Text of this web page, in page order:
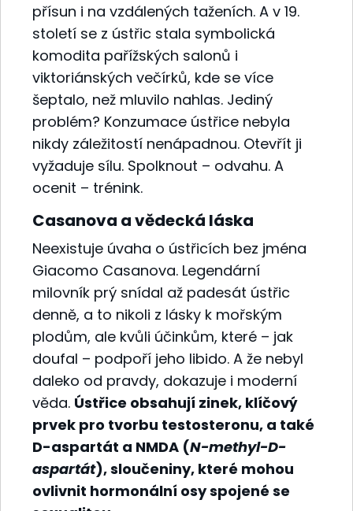
přísun i na vzdálených taženích. A v 19.
století se z ústřic stala symbolická
komodita pařížských salonů i
viktoriánských večírků, kde se více
šeptalo, než mluvilo nahlas. Jediný
problém? Konzumace ústřice nebyla
nikdy záležitostí nenápadnou. Otevřít ji
vyžaduje sílu. Spolknout – odvahu. A
ocenit – trénink.
Casanova a vědecká láska
Neexistuje úvaha o ústřicích bez jména
Giacomo Casanova. Legendární
milovník prý snídal až padesát ústřic
denně, a to nikoli z lásky k mořským
plodům, ale kvůli účinkům, které – jak
doufal – podpoří jeho libido. A že nebyl
daleko od pravdy, dokazuje i moderní
věda. Ústřice obsahují zinek, klíčový
prvek pro tvorbu testosteronu, a také
D-aspartát a NMDA (N-methyl-D-
aspartát), sloučeniny, které mohou
ovlivnit hormonální osy spojené se